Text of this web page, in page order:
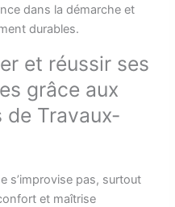
dans la démarche et
durables.
et réussir ses
grâce aux
Travaux-
s’improvise pas, surtout
et maîtrise